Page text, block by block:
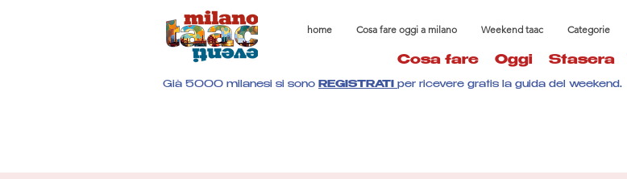
home Cosa fare oggi a milano Weekend taac Categorie
Cosa fare Oggi Stasera
Già 5000 milanesi si sono REGISTRATI per ricevere gratis la guida del weekend.